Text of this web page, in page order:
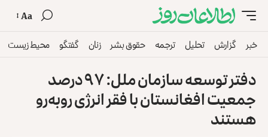
Aa
خبر گزارش تحلیل ترجمه حقوق بشر زنان گفتگو محیط زیست
دفتر توسعه سازمان ملل: ۹۷ درصد
جمعیت افغانستان با فقر انرژی روبه‌رو
هستند